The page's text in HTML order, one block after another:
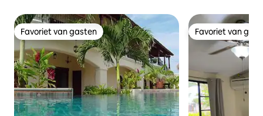
Favoriet van gasten
Favoriet van gasten Favoriet van
Favoriet van